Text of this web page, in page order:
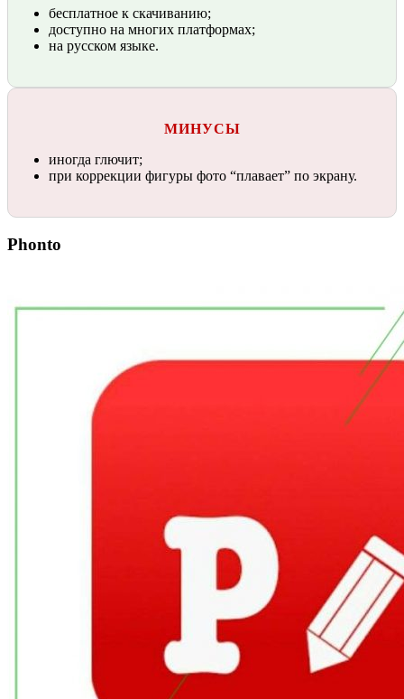
бесплатное к скачиванию;
доступно на многих платформах;
на русском языке.
МИНУСЫ
иногда глючит;
при коррекции фигуры фото “плавает” по экрану.
Phonto